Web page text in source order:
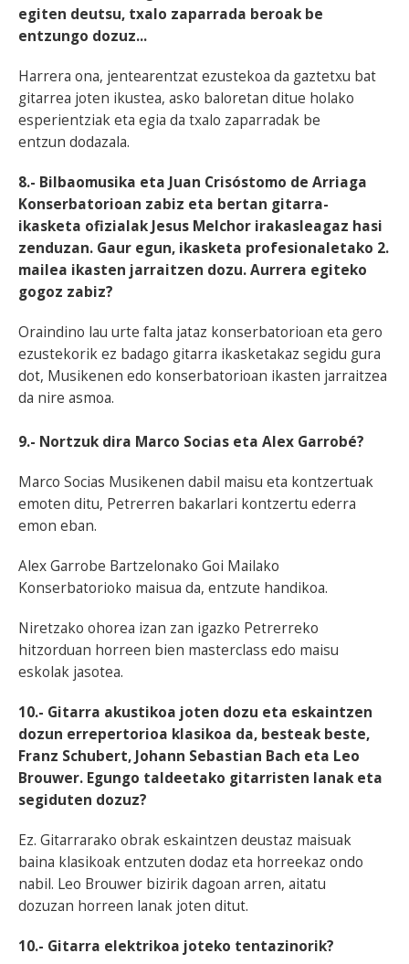
egiten deutsu, txalo zaparrada beroak be
entzungo dozuz...
Harrera ona, jentearentzat ezustekoa da gaztetxu bat
gitarrea joten ikustea, asko baloretan ditue holako
esperientziak eta egia da txalo zaparradak be
entzun dodazala.
8.- Bilbaomusika eta Juan Crisóstomo de Arriaga
Konserbatorioan zabiz eta bertan gitarra-
ikasketa ofizialak Jesus Melchor irakasleagaz hasi
zenduzan. Gaur egun, ikasketa profesionaletako 2.
mailea ikasten jarraitzen dozu. Aurrera egiteko
gogoz zabiz?
Oraindino lau urte falta jataz konserbatorioan eta gero
ezustekorik ez badago gitarra ikasketakaz segidu gura
dot, Musikenen edo konserbatorioan ikasten jarraitzea
da nire asmoa.
9.- Nortzuk dira Marco Socias eta Alex Garrobé?
Marco Socias Musikenen dabil maisu eta kontzertuak
emoten ditu, Petrerren bakarlari kontzertu ederra
emon eban.
Alex Garrobe Bartzelonako Goi Mailako
Konserbatorioko maisua da, entzute handikoa.
Niretzako ohorea izan zan igazko Petrerreko
hitzorduan horreen bien masterclass edo maisu
eskolak jasotea.
10.- Gitarra akustikoa joten dozu eta eskaintzen
dozun errepertorioa klasikoa da, besteak beste,
Franz Schubert, Johann Sebastian Bach eta Leo
Brouwer. Egungo taldeetako gitarristen lanak eta
segiduten dozuz?
Ez. Gitarrarako obrak eskaintzen deustaz maisuak
baina klasikoak entzuten dodaz eta horreekaz ondo
nabil. Leo Brouwer bizirik dagoan arren, aitatu
dozuzan horreen lanak joten ditut.
10.- Gitarra elektrikoa joteko tentazinorik?